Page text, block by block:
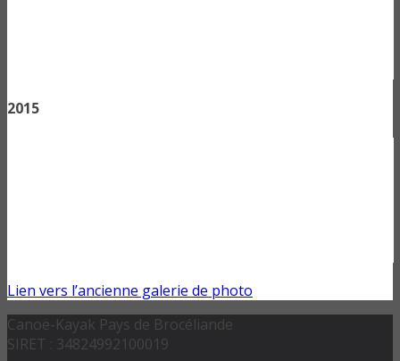
2015
Lien vers l’ancienne galerie de photo
Canoë-Kayak Pays de Brocéliande
SIRET : 34824992100019